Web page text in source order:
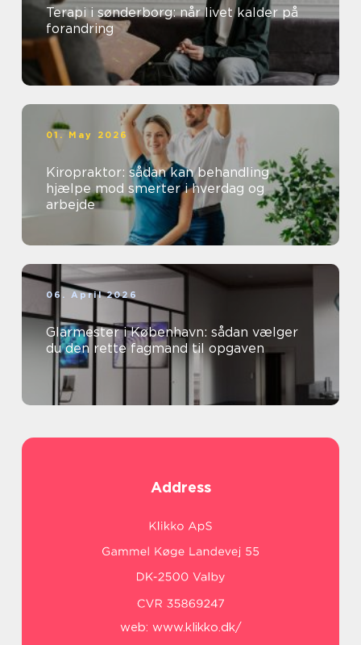
Terapi i sønderborg: når livet kalder på
forandring
01. May 2026
Kiropraktor: sådan kan behandling
hjælpe mod smerter i hverdag og
arbejde
06. April 2026
Glarmester i København: sådan vælger
du den rette fagmand til opgaven
Address
web: www.klikko.dk/